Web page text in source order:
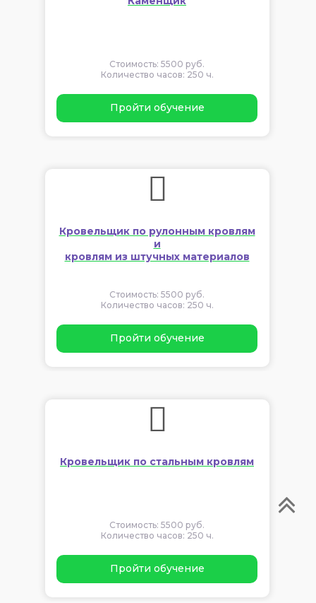
Стоимость: 5500 руб.
Количество часов: 250 ч.
Пройти обучение
Кровельщик по рулонным кровлям
и
кровлям из штучных материалов
Стоимость: 5500 руб.
Количество часов: 250 ч.
Пройти обучение
Кровельщик по стальным кровлям
Стоимость: 5500 руб.
Количество часов: 250 ч.
Пройти обучение